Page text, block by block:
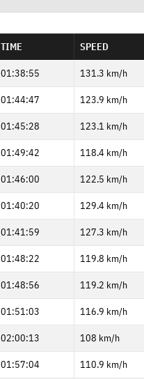
TIME SPEED
01:38:55 131.3 km/h
01:44:47 123.9 km/h
01:45:28 123.1 km/h
01:49:42 118.4 km/h
01:46:00 122.5 km/h
01:40:20 129.4 km/h
01:41:59 127.3 km/h
01:48:22 119.8 km/h
01:48:56 119.2 km/h
01:51:03 116.9 km/h
02:00:13 108 km/h
01:57:04 110.9 km/h